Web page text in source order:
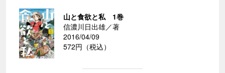
山と食欲と私 1巻
信濃川日出雄／著
2016/04/09
572円（税込）